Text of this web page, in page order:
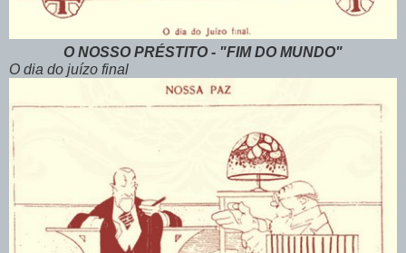
O NOSSO PRÉSTITO - "FIM DO MUNDO"
O dia do juízo final